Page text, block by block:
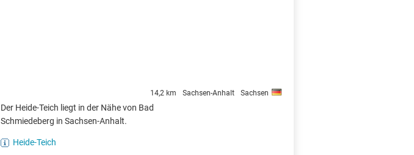
14,2 km Sachsen-Anhalt Sachsen
Der Heide-Teich liegt in der Nähe von Bad
Schmiedeberg in Sachsen-Anhalt.
Heide-Teich